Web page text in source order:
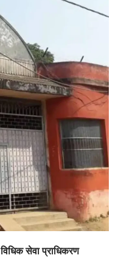
सेवा प्राधिकरण